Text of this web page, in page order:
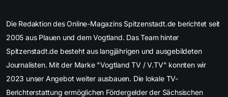
Die Redaktion des Online-Magazins Spitzenstadt.de berichtet seit
2005 aus Plauen und dem Vogtland. Das Team hinter
Spitzenstadt.de besteht aus langjährigen und ausgebildeten
Journalisten. Mit der Marke "Vogtland TV / V.TV" konnten wir
2023 unser Angebot weiter ausbauen. Die lokale TV-
Berichterstattung ermöglichen Fördergelder der Sächsischen